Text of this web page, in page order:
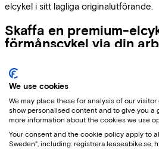
elcykel i sitt lagliga originalutförande.
Skaffa en premium-
förmånscykel via din
En elcykel är utan tvekan det
hållbara sättet att hantera den
en kontrollerad takt.
We use cookies
We may place these for analysis of our visitor
show personalised content and to give you a
more information about the cookies we use
Your consent and the cookie policy apply to
Sweden", including: registrera.leaseabike.se,